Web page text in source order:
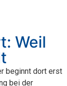
Weil
beginnt dort erst
bei der